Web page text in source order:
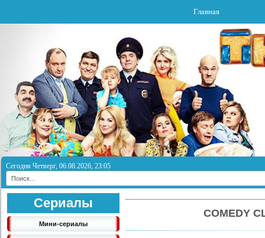
Главная
Сегодня Четверг, 06.08.2026, 23:05
Сериалы
Мини-сериалы
COMEDY